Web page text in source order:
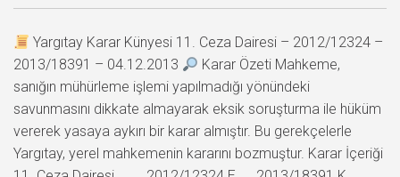
Yargıtay Karar Künyesi 11. Ceza Dairesi – 2012/12324 –
2013/18391 – 04.12.2013
Karar Özeti Mahkeme,
sanığın mühürleme işlemi yapılmadığı yönündeki
savunmasını dikkate almayarak eksik soruşturma ile hüküm
vererek yasaya aykırı bir karar almıştır. Bu gerekçelerle
Yargıtay, yerel mahkemenin kararını bozmuştur. Karar İçeriği